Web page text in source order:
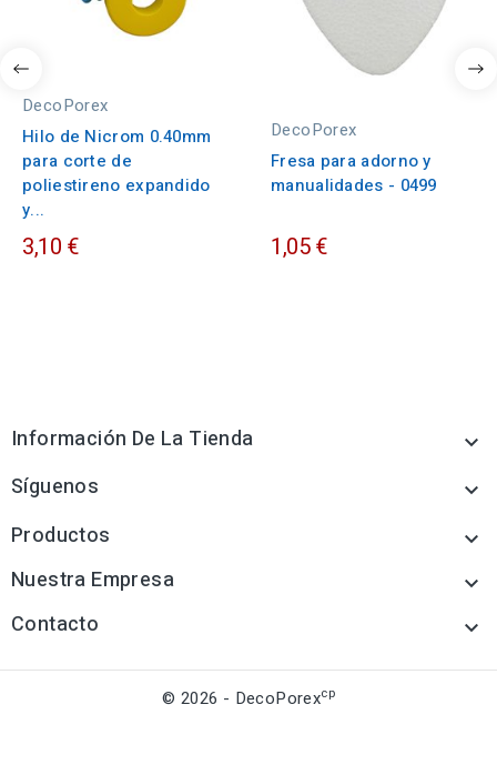
DecoPorex
Hilo de Nicrom 0.40mm
para corte de
poliestireno expandido
y...
3,10 €
DecoPorex
Fresa para adorno y
manualidades - 0499
1,05 €
Información De La Tienda 
Síguenos 
Productos 
Nuestra Empresa 
Contacto 
© 2026 - DecoPorexcp